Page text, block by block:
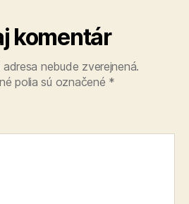
komentár
nebude zverejnená.
polia sú označené *